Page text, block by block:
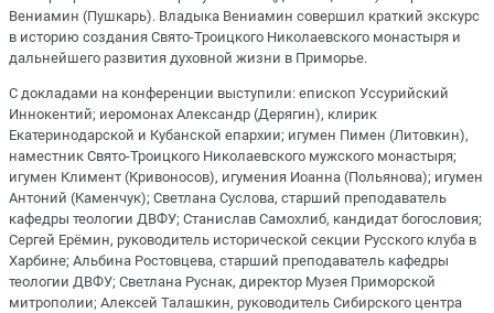
Вениамин (Пушкарь). Владыка Вениамин совершил краткий экскурс
в историю создания Свято-Троицкого Николаевского монастыря и
дальнейшего развития духовной жизни в Приморье.
С докладами на конференции выступили: епископ Уссурийский
Иннокентий; иеромонах Александр (Дерягин), клирик
Екатеринодарской и Кубанской епархии; игумен Пимен (Литовкин),
наместник Свято-Троицкого Николаевского мужского монастыря;
игумен Климент (Кривоносов), игумения Иоанна (Польянова); игумен
Антоний (Каменчук); Светлана Суслова, старший преподаватель
кафедры теологии ДВФУ; Станислав Самохлиб, кандидат богословия;
Сергей Ерёмин, руководитель исторической секции Русского клуба в
Харбине; Альбина Ростовцева, старший преподаватель кафедры
теологии ДВФУ; Светлана Руснак, директор Музея Приморской
митрополии; Алексей Талашкин, руководитель Сибирского центра